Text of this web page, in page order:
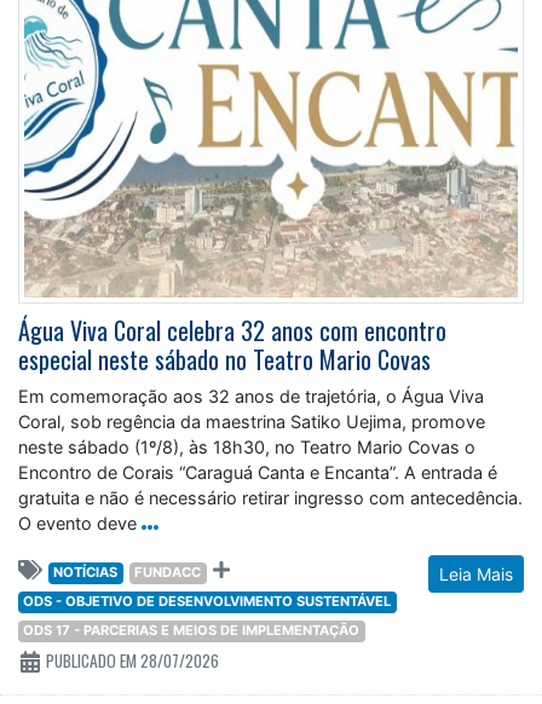
Água Viva Coral celebra 32 anos com encontro
especial neste sábado no Teatro Mario Covas
Em comemoração aos 32 anos de trajetória, o Água Viva
Coral, sob regência da maestrina Satiko Uejima, promove
neste sábado (1º/8), às 18h30, no Teatro Mario Covas o
Encontro de Corais “Caraguá Canta e Encanta”. A entrada é
gratuita e não é necessário retirar ingresso com antecedência.
O evento deve
Leia Mais
NOTÍCIAS
FUNDACC
ODS - OBJETIVO DE DESENVOLVIMENTO SUSTENTÁVEL
ODS 17 - PARCERIAS E MEIOS DE IMPLEMENTAÇÃO
PUBLICADO EM 28/07/2026